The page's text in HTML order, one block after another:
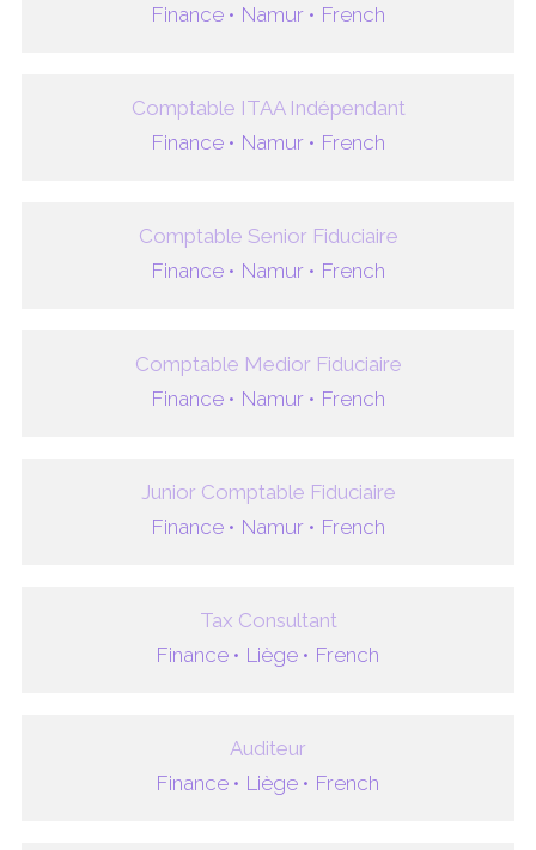
Finance • Namur • French
Comptable ITAA Indépendant
Finance • Namur • French
Comptable Senior Fiduciaire
Finance • Namur • French
Comptable Medior Fiduciaire
Finance • Namur • French
Junior Comptable Fiduciaire
Finance • Namur • French
Tax Consultant
Finance • Liège • French
Auditeur
Finance • Liège • French